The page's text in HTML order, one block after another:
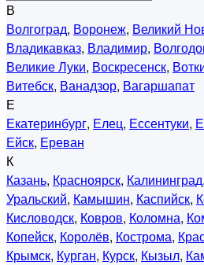
В
Волгоград, Воронеж, Великий
Владикавказ, Владимир,
Великие Луки, Воскресенск,
Витебск, Ванадзор, Вагаршапат
Е
Екатеринбург, Елец, Ессентуки,
Ейск, Ереван
К
Казань, Красноярск, Калининград,
Уральский, Камышин, Каспийск,
Кисловодск, Ковров, Коломна,
Копейск, Королёв, Кострома,
Крымск, Курган, Курск, Кызыл,